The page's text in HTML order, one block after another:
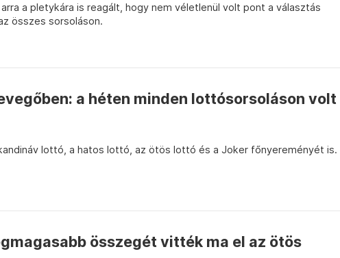
a pletykára is reagált, hogy nem véletlenül volt pont a választás
összes sorsoláson.
a héten minden lottósorsoláson volt
lottó, a hatos lottó, az ötös lottó és a Joker főnyereményét is.
összegét vitték ma el az ötös